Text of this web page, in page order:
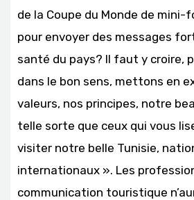
de la Coupe du Monde de
pour envoyer des messages
santé du pays? Il faut y croire,
dans le bon sens, mettons en
valeurs, nos principes, notre
telle sorte que ceux qui vous
visiter notre belle Tunisie,
internationaux ». Les
communication touristique